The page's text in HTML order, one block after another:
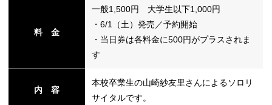
料 金
一般1,500円 大学生以下1,000円
・6/1（土）発売／予約開始
・当日券は各料金に500円がプラスされま
す
内 容
本校卒業生の山崎紗友里さんによるソロリ
サイタルです。